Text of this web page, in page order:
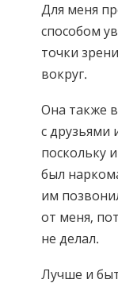
Для меня
способом
точки
вокруг.
Она также
с друзьями
поскольку
был
им
от меня,
не делал.
Лучше и